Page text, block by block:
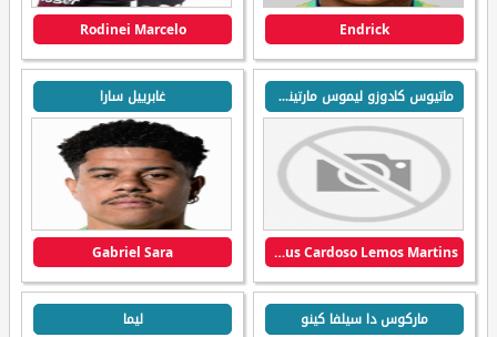
Endrick
Rodinei Marcelo
ماتيوس كادوزو ليموس مارتينس
Mateus Cardoso Lemos Martins
غابرييل سارا
Gabriel Sara
ماركوس دا سيلفا كينو ليما